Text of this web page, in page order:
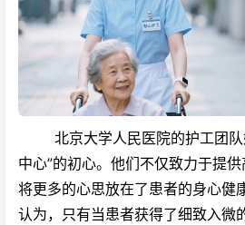
北京大学人民医院的护工团队
中心”的初心。他们不仅致力于提
将更多的心思放在了患者的身心健
认为，只有当患者获得了细致入微